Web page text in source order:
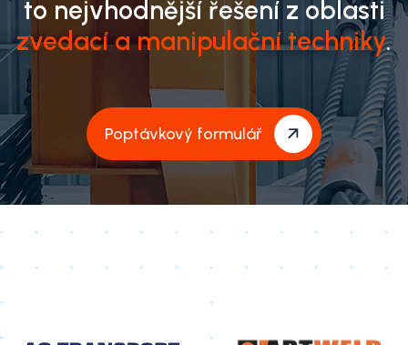
to nejvhodnější řešení z oblasti
zvedací a manipulační techniky.
Poptávkový formulář